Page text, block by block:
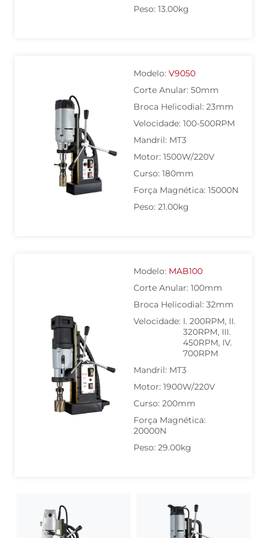
Peso: 13.00kg
Modelo: V9050
Corte Anular: 50mm
Broca Helicodial: 23mm
Velocidade: 100-500RPM
Mandril: MT3
Motor: 1500W/220V
Curso: 180mm
Força Magnética: 15000N
Peso: 21.00kg
Modelo: MAB100
Corte Anular: 100mm
Broca Helicodial: 32mm
Velocidade: I. 200RPM, II.
320RPM, III.
450RPM, IV.
700RPM
Mandril: MT3
Motor: 1900W/220V
Curso: 200mm
Força Magnética:
20000N
Peso: 29.00kg